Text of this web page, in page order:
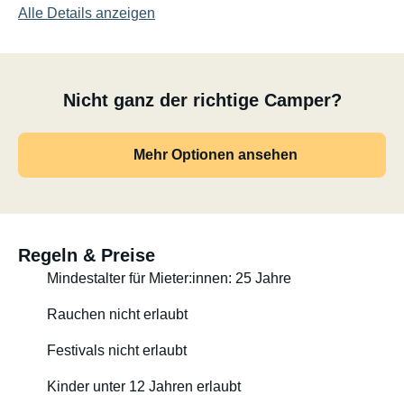
Alle Details anzeigen
Nicht ganz der richtige Camper?
Mehr Optionen ansehen
Regeln & Preise
Mindestalter für Mieter:innen: 25 Jahre
Rauchen nicht erlaubt
Festivals nicht erlaubt
Kinder unter 12 Jahren erlaubt